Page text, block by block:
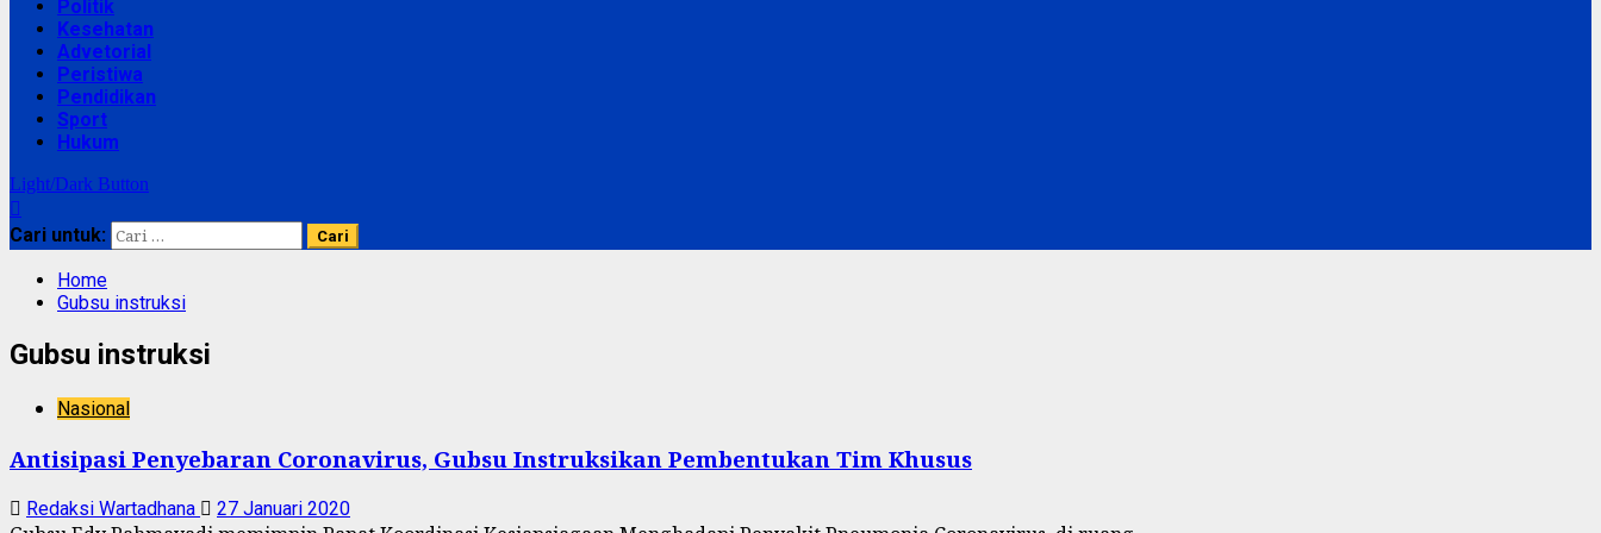
Politik
Kesehatan
Advetorial
Peristiwa
Pendidikan
Sport
Hukum
Light/Dark Button
Cari untuk:
Home
Gubsu instruksi
Gubsu instruksi
Nasional
Antisipasi Penyebaran Coronavirus, Gubsu Instruksikan Pembentukan Tim Khusus
Redaksi Wartadhana 27 Januari 2020